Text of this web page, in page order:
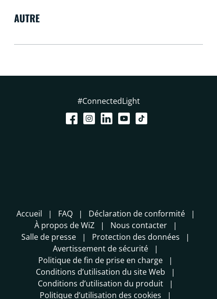
AUTRE
#ConnectedLight
Accueil FAQ
Déclaration de conformité
À propos de WiZ
Nous contacter
Salle de presse
Protection des données
Avertissement de sécurité
Politique de fin de prise en charge
Conditions d’utilisation du site Web
Conditions d’utilisation du produit
Politique d’utilisation des cookies